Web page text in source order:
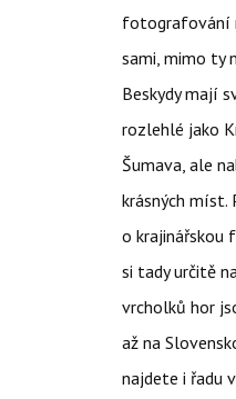
fotografování
sami, mimo ty
Beskydy mají
rozlehlé jako
Šumava, ale
krásných míst.
o krajinářskou
si tady určitě
vrcholků hor
až na
najdete i řadu